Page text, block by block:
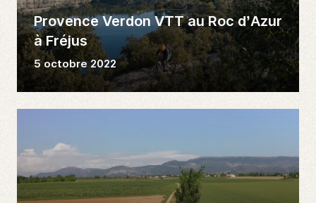
Provence Verdon VTT au Roc d’Azur
à Fréjus
5 octobre 2022